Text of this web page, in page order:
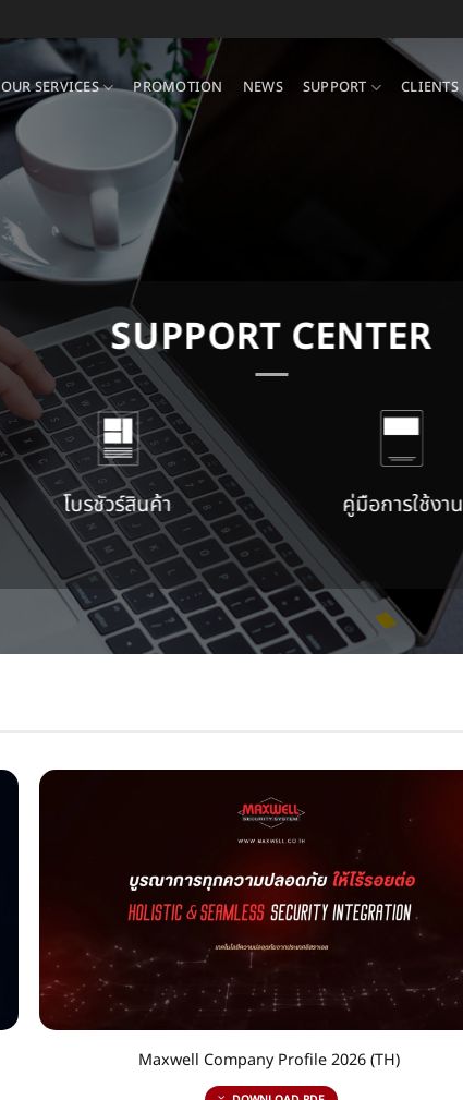
OUR SERVICES PROMOTION NEWS SUPPORT CLIENTS
SUPPORT CENTER
โบรชัวร์สินค้า คู่มือการใช้งาน
Maxwell Company Profile 2026 (TH)